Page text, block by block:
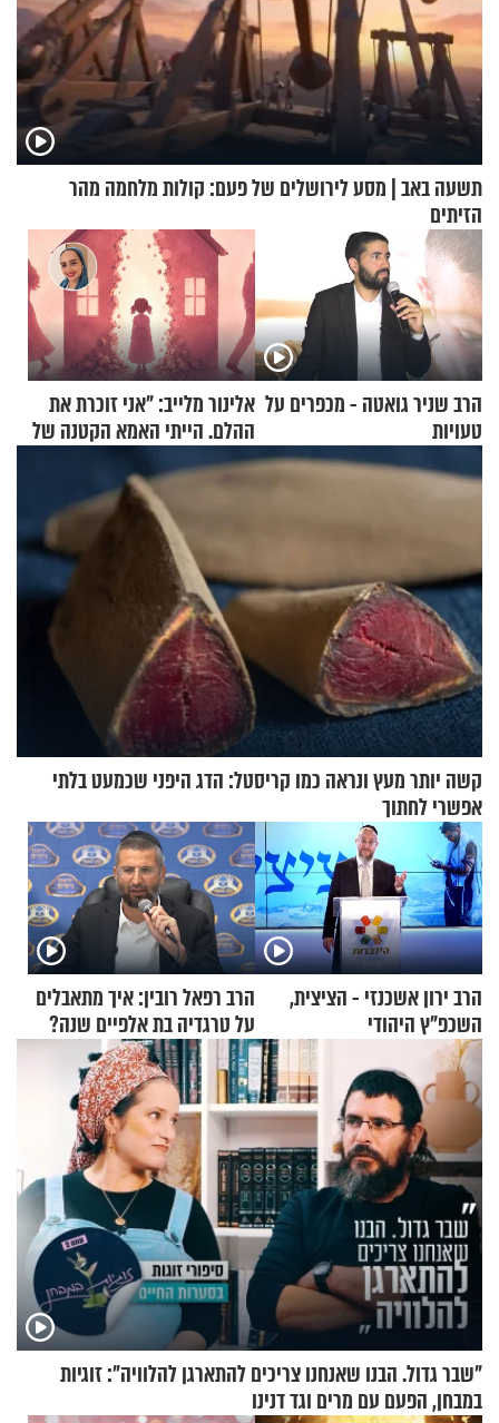
תשעה באב | מסע לירושלים של פעם: קולות מלחמה מהר
הזיתים
הרב שניר גואטה - מכפרים על
טעויות
אלינור מלייב: "אני זוכרת את
ההלם. הייתי האמא הקטנה של
הבית"
קשה יותר מעץ ונראה כמו קריסטל: הדג היפני שכמעט בלתי
אפשרי לחתוך
הרב ירון אשכנזי - הציצית,
השכפ"ץ היהודי
הרב רפאל רובין: איך מתאבלים
על טרגדיה בת אלפיים שנה?
"שבר גדול. הבנו שאנחנו צריכים להתארגן להלוויה": זוגיות
במבחן, הפעם עם מרים וגד דנינו